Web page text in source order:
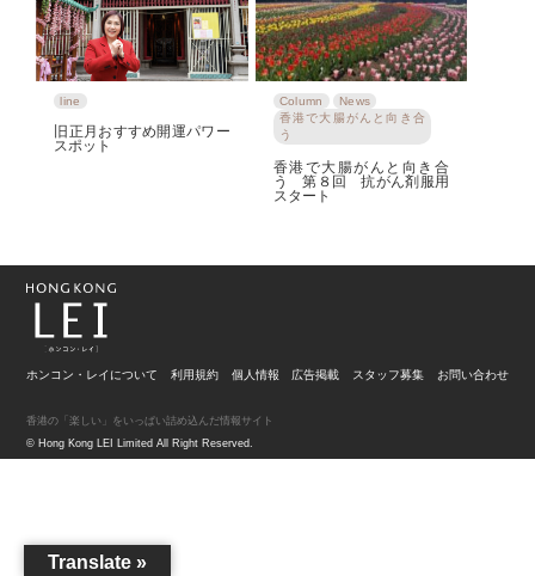
line
旧正月おすすめ開運パワー
スポット
Column
News
香港で大腸がんと向き合
う
香港で大腸がんと向き合
う 第８回 抗がん剤服用
スタート
ホンコン・レイについて 利用規約 個人情報 広告掲載 スタッフ募集 お問い合わせ
© Hong Kong LEI Limited All Right Reserved.
香港の「楽しい」をいっぱい詰め込んだ情報サイト
Translate »